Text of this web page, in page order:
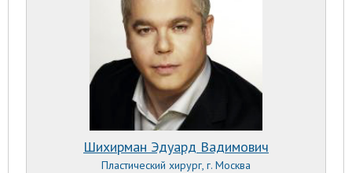
Шихирман Эдуард Вадимович
Пластический хирург, г. Москва